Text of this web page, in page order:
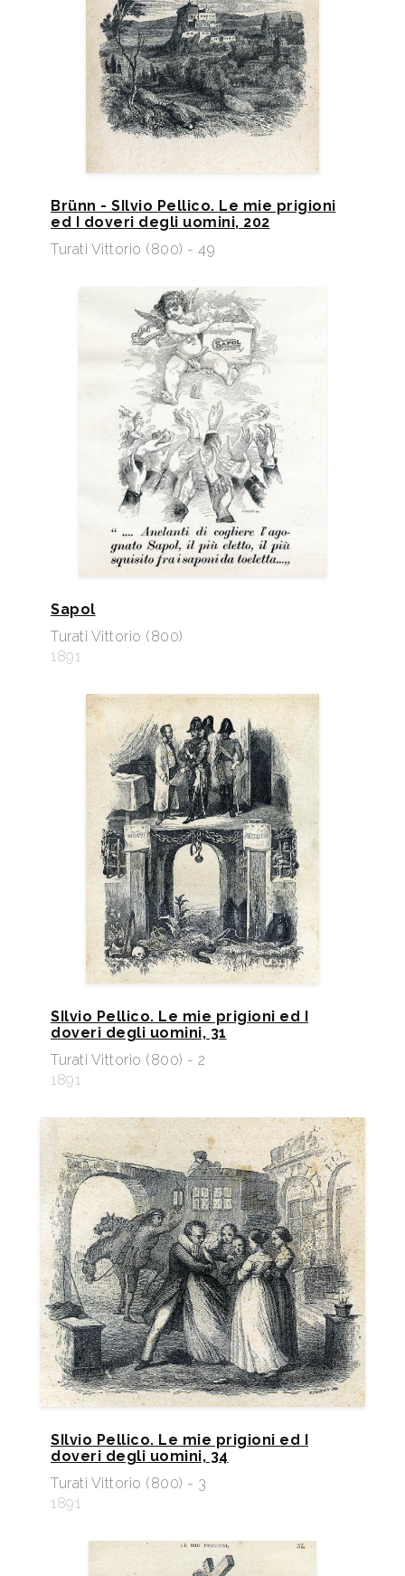
Brünn - SIlvio Pellico. Le mie prigioni
ed I doveri degli uomini, 202
Turati Vittorio (800) - 49
Sapol
Turati Vittorio (800)
1891
SIlvio Pellico. Le mie prigioni ed I
doveri degli uomini, 31
Turati Vittorio (800) - 2
1891
SIlvio Pellico. Le mie prigioni ed I
doveri degli uomini, 34
Turati Vittorio (800) - 3
1891